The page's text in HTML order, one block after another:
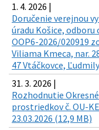
1. 4. 2026 |
Doručenie verejnou
úradu Košice,
OOP6-2026/020919
Viliama Kmeca, nar.
47 Vtáčkovce,
31. 3. 2026 |
Rozhodnutie
prostriedkov č. OU-
23.03.2026 (12,9 MB)